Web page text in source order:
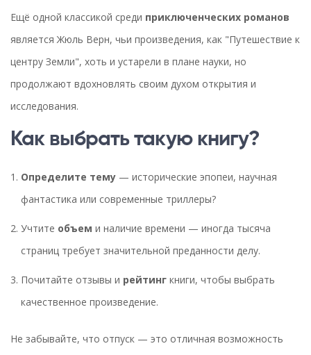
Ещё одной классикой среди приключенческих романов
является Жюль Верн, чьи произведения, как "Путешествие к
центру Земли", хоть и устарели в плане науки, но
продолжают вдохновлять своим духом открытия и
исследования.
Как выбрать такую книгу?
Определите тему — исторические эпопеи, научная
фантастика или современные триллеры?
Учтите объем и наличие времени — иногда тысяча
страниц требует значительной преданности делу.
Почитайте отзывы и рейтинг книги, чтобы выбрать
качественное произведение.
Не забывайте, что отпуск — это отличная возможность